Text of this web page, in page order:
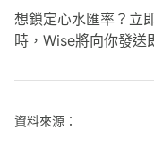
想鎖定心水匯率？立
時，Wise將向你發送
資料來源：